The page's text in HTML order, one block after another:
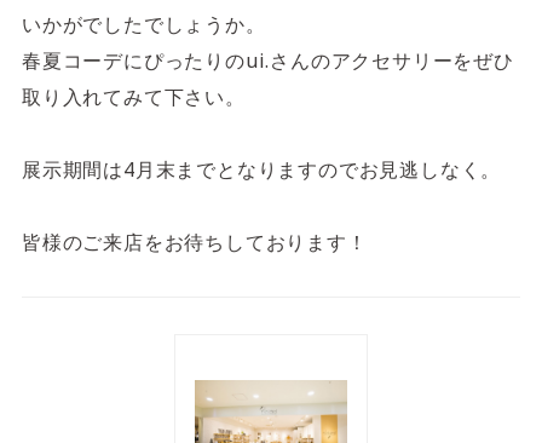
いかがでしたでしょうか。
春夏コーデにぴったりのui.さんのアクセサリーをぜひ
取り入れてみて下さい。
展示期間は4月末までとなりますのでお見逃しなく。
皆様のご来店をお待ちしております！